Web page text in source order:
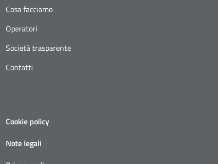
Cosa facciamo
Operatori
Società trasparente
Contatti
Cookie policy
Note legali